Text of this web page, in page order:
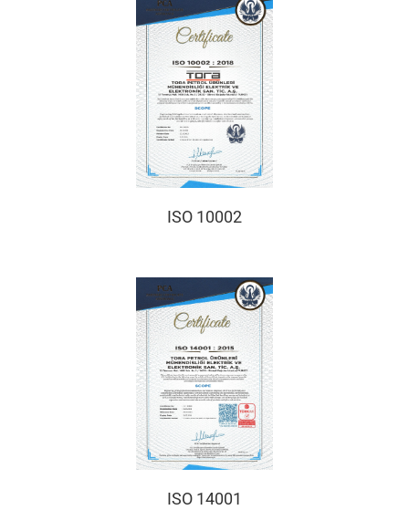
ISO 10002
ISO 14001